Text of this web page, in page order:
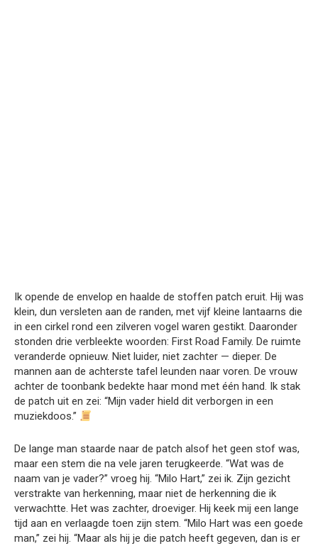
Ik opende de envelop en haalde de stoffen patch eruit. Hij was
klein, dun versleten aan de randen, met vijf kleine lantaarns die
in een cirkel rond een zilveren vogel waren gestikt. Daaronder
stonden drie verbleekte woorden: First Road Family. De ruimte
veranderde opnieuw. Niet luider, niet zachter — dieper. De
mannen aan de achterste tafel leunden naar voren. De vrouw
achter de toonbank bedekte haar mond met één hand. Ik stak
de patch uit en zei: “Mijn vader hield dit verborgen in een
muziekdoos.”
De lange man staarde naar de patch alsof het geen stof was,
maar een stem die na vele jaren terugkeerde. “Wat was de
naam van je vader?” vroeg hij. “Milo Hart,” zei ik. Zijn gezicht
verstrakte van herkenning, maar niet de herkenning die ik
verwachtte. Het was zachter, droeviger. Hij keek mij een lange
tijd aan en verlaagde toen zijn stem. “Milo Hart was een goede
man,” zei hij. “Maar als hij je die patch heeft gegeven, dan is er